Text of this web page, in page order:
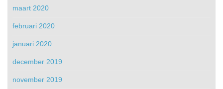
maart 2020
februari 2020
januari 2020
december 2019
november 2019